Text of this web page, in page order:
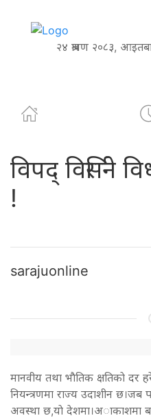
२४ श्रावण २०८३,
विपद् विर्सिने
!
sarajuonline
मानवीय तथा भाैतिक क्षतिकाे दर
नियन्त्रणमा राज्य उदाशीन छ।जब
अवस्था छ,याे देशमा।अाकाशमा